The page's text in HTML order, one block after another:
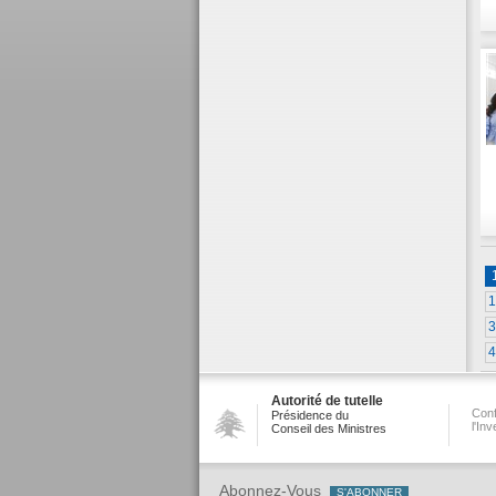
Autorité de tutelle
Présidence du
Conseil des Ministres
Abonnez-Vous